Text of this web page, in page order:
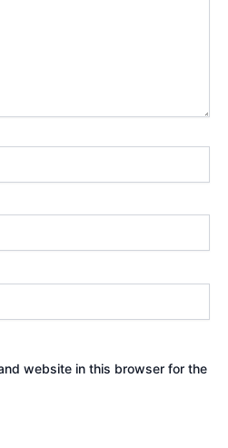
website in this browser for the